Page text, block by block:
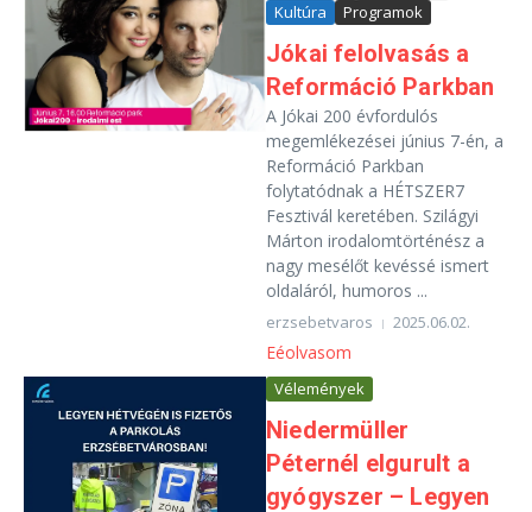
Kultúra
Programok
Jókai felolvasás a
Reformáció Parkban
A Jókai 200 évfordulós
megemlékezései június 7-én, a
Reformáció Parkban
folytatódnak a HÉTSZER7
Fesztivál keretében. Szilágyi
Márton irodalomtörténész a
nagy mesélőt kevéssé ismert
oldaláról, humoros ...
erzsebetvaros 2025.06.02.
Eéolvasom
Vélemények
Niedermüller
Péternél elgurult a
gyógyszer – Legyen